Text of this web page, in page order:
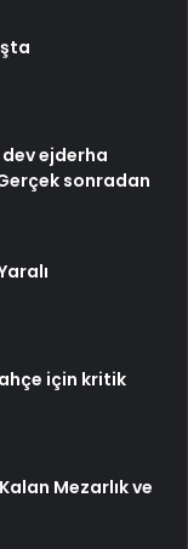
ejderha
sonradan
için kritik
Mezarlık ve